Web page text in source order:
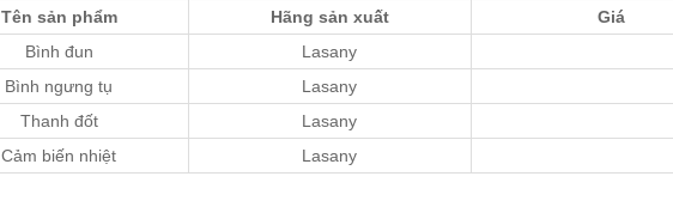
Tên sản phẩm Hãng sản xuất
Giá
Bình đun
Lasany
Bình ngưng tụ
Lasany
Thanh đốt
Lasany
Cảm biến nhiệt Lasany